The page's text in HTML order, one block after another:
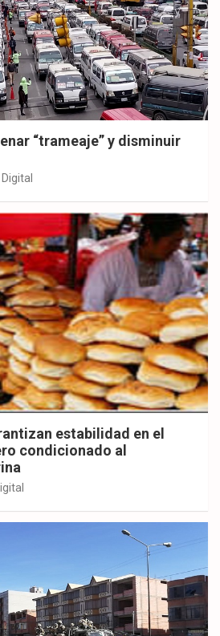
“trameaje” y disminuir
Digital
estabilidad en el
condicionado al